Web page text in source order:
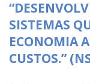
SISTEMAS
ECONOMIA
CUSTOS.”